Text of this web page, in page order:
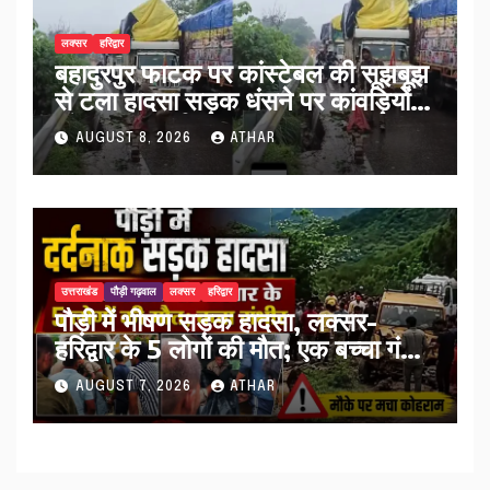
लक्सर हरिद्वार
बहादुरपुर फाटक पर कांस्टेबल की सूझबूझ
से टला हादसा सड़क धंसने पर कांवड़ियों
को किया अलर्ट…
AUGUST 8, 2026 ATHAR
उत्तराखंड पौड़ी गढ़वाल लक्सर हरिद्वार
पौड़ी में भीषण सड़क हादसा, लक्सर-
हरिद्वार के 5 लोगों की मौत; एक बच्चा गंभीर
घायल…
AUGUST 7, 2026 ATHAR